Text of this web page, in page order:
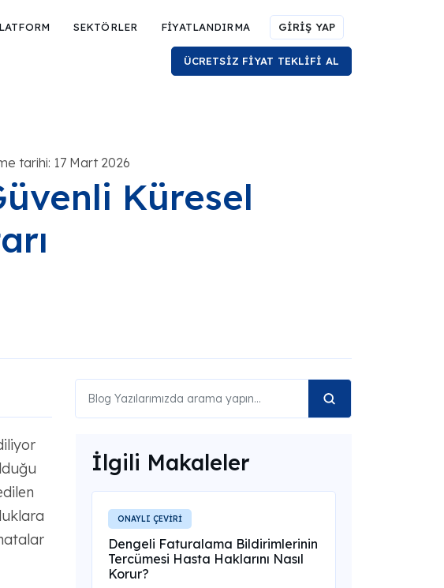
SEKTÖRLER FİYATLANDIRMA GİRİŞ YAP
ÜCRETSİZ FİYAT TEKLİFİ AL
tarihi: 17 Mart 2026
Küresel
İlgili Makaleler
ONAYLI ÇEVİRİ
Dengeli Faturalama Bildirimlerinin
Tercümesi Hasta Haklarını Nasıl
Korur?